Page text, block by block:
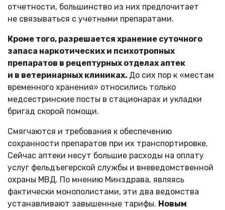
отчетности, большинство из них предпочитает
не связываться с учетными препаратами.
Кроме того, разрешается хранение суточного
запаса наркотических и психотропных
препаратов в рецептурных отделах аптек
и в ветеринарных клиниках. До сих пор к «местам
временного хранения» относились только
медсестринские посты в стационарах и укладки
бригад скорой помощи.
Смягчаются и требования к обеспечению
сохранности препаратов при их транспортировке.
Сейчас аптеки несут большие расходы на оплату
услуг фельдъегерской службы и вневедомственной
охраны МВД. По мнению Минздрава, являясь
фактически монополистами, эти два ведомства
устанавливают завышенные тарифы. Новым